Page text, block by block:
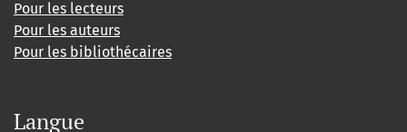
Pour les lecteurs
Pour les auteurs
Pour les bibliothécaires
Langue